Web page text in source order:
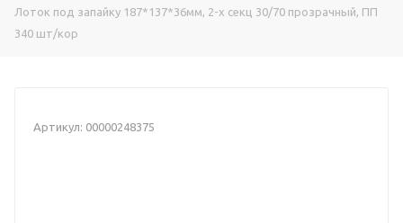
Лоток под запайку 187*137*36мм, 2-х секц 30/70 прозрачный, ПП
340 шт/кор
Артикул: 00000248375